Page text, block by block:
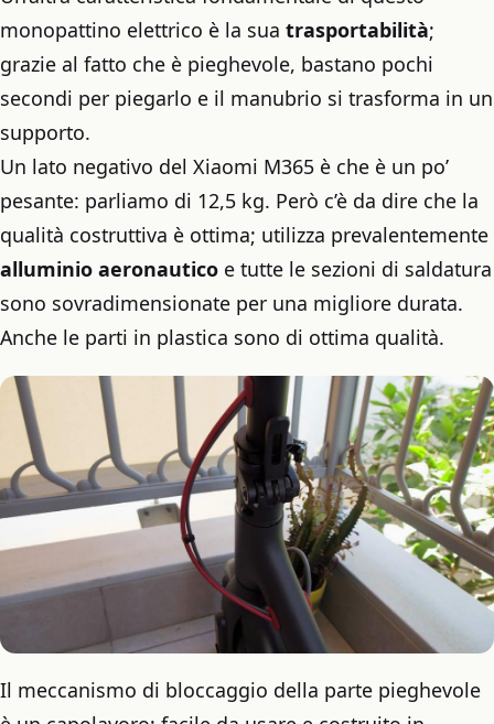
monopattino elettrico è la sua trasportabilità;
grazie al fatto che è pieghevole, bastano pochi
secondi per piegarlo e il manubrio si trasforma in un
supporto.
Un lato negativo del Xiaomi M365 è che è un po’
pesante: parliamo di 12,5 kg. Però c’è da dire che la
qualità costruttiva è ottima; utilizza prevalentemente
alluminio aeronautico e tutte le sezioni di saldatura
sono sovradimensionate per una migliore durata.
Anche le parti in plastica sono di ottima qualità.
Il meccanismo di bloccaggio della parte pieghevole